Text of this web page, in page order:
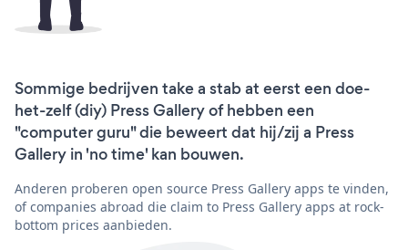
Sommige bedrijven take a stab at eerst een doe-
het-zelf (diy) Press Gallery of hebben een
"computer guru" die beweert dat hij/zij a Press
Gallery in 'no time' kan bouwen.
Anderen proberen open source Press Gallery apps te vinden,
of companies abroad die claim to Press Gallery apps at rock-
bottom prices aanbieden.